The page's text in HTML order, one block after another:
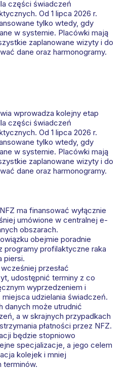
części świadczeń
Od 1 lipca 2026 r.
tylko wtedy, gdy
w systemie. Placówki mają
zaplanowane wizyty i do
dane oraz harmonogramy.
wprowadza kolejny etap
części świadczeń
Od 1 lipca 2026 r.
tylko wtedy, gdy
w systemie. Placówki mają
zaplanowane wizyty i do
dane oraz harmonogramy.
ma finansować wyłącznie
umówione w centralnej e-
obszarach.
obejmie poradnie
programy profilaktyczne raka
piersi.
przesłać
udostępnić terminy z co
wyprzedzeniem i
udzielania świadczeń.
danych może utrudnić
a w skrajnych przypadkach
płatności przez NFZ.
będzie stopniowo
specjalizacje, a jego celem
kolejek i mniej
terminów.